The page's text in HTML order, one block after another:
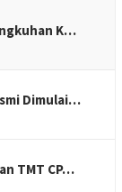
K…
Dimulai…
TMT CP…